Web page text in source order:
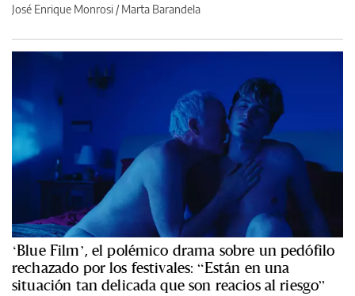
José Enrique Monrosi / Marta Barandela
‘Blue Film’, el polémico drama sobre un pedófilo
rechazado por los festivales: “Están en una
situación tan delicada que son reacios al riesgo”